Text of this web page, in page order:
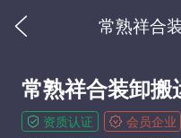
常熟祥合
常熟祥合装卸搬
资质认证 会员企业